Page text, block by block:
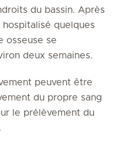
du bassin. Après
quelques
osseuse se
deux semaines.
peuvent être
du propre sang
le prélèvement du